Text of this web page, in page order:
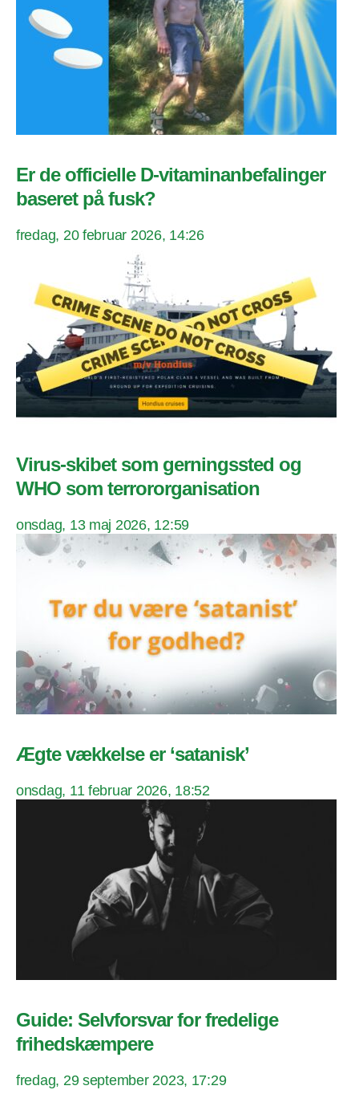
Er de officielle D-vitaminanbefalinger
baseret på fusk?
fredag, 20 februar 2026, 14:26
Virus-skibet som gerningssted og
WHO som terrororganisation
onsdag, 13 maj 2026, 12:59
Ægte vækkelse er ‘satanisk’
onsdag, 11 februar 2026, 18:52
Guide: Selvforsvar for fredelige
frihedskæmpere
fredag, 29 september 2023, 17:29